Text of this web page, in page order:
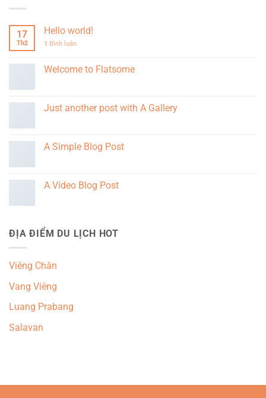
17
Th2
Hello world!
1 Bình luận
Welcome to Flatsome
Just another post with A Gallery
A Simple Blog Post
A Video Blog Post
ĐỊA ĐIỂM DU LỊCH HOT
Viêng Chăn
Vang Viêng
Luang Prabang
Salavan